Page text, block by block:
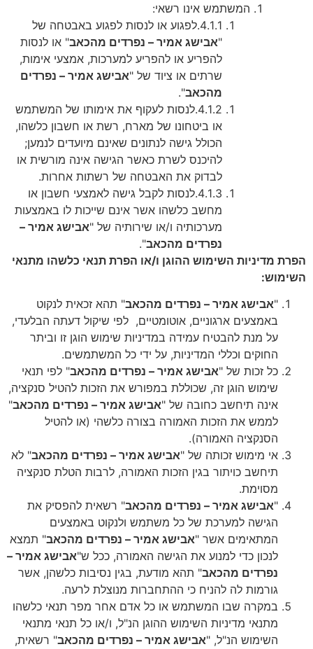
המשתמש אינו רשאי:
4.1.1. לפגוע או לנסות לפגוע באבטחה של
"אבישג אמיר – נפרדים מהכאב" או לנסות
להפריע או להפריע למערכות, אמצעי אימות,
שרתים או ציוד של "אבישג אמיר – נפרדים
מהכאב".
4.1.2. לנסות לעקוף את אימותו של המשתמש
או ביטחונו של מארח, רשת או חשבון כלשהו,
הכולל גישה לנתונים שאינם מיועדים לנמען;
להיכנס לשרת כאשר הגישה אינה מורשית או
לבדוק את האבטחה של רשתות אחרות.
4.1.3. לנסות לקבל גישה לאמצעי חשבון או
מחשב כלשהו אשר אינם שייכות לו באמצעות
מערכותיה ו/או שירותיה של "אבישג אמיר –
נפרדים מהכאב".
הפרת מדיניות השימוש ההוגן ו/או הפרת תנאי כלשהו מתנאי
השימוש:
"אבישג אמיר – נפרדים מהכאב" תהא זכאית לנקוט
באמצעים ארגוניים, אוטומטיים, לפי שיקול דעתה הבלעדי,
על מנת להבטיח עמידה במדיניות שימוש הוגן זו וביתר
החוקים וכללי המדיניות, על ידי כל המשתמשים.
כל זכות של "אבישג אמיר – נפרדים מהכאב" לפי תנאי
שימוש הוגן זה, שכוללת במפורש את הזכות להטיל סנקציה,
אינה תיחשב כחובה של "אבישג אמיר – נפרדים מהכאב"
לממש את הזכות האמורה בצורה כלשהי (או להטיל
הסנקציה האמורה).
אי מימוש זכותה של "אבישג אמיר – נפרדים מהכאב" לא
תיחשב כויתור בגין הזכות האמורה, לרבות הטלת סנקציה
מסוימת.
"אבישג אמיר – נפרדים מהכאב" רשאית להפסיק את
הגישה למערכת של כל משתמש ולנקוט באמצעים
המתאימים אשר "אבישג אמיר – נפרדים מהכאב" תמצא
לנכון כדי למנוע את הגישה האמורה, ככל ש"אבישג אמיר –
נפרדים מהכאב" תהא מודעת, בגין נסיבות כלשהן, אשר
גורמות לה להניח כי ההתחברות מנוצלת לרעה.
במקרה שבו המשתמש או כל אדם אחר מפר תנאי כלשהו
מתנאי מדיניות השימוש ההוגן הנ"ל, ו/או כל תנאי מתנאי
השימוש הנ"ל, "אבישג אמיר – נפרדים מהכאב" רשאית,